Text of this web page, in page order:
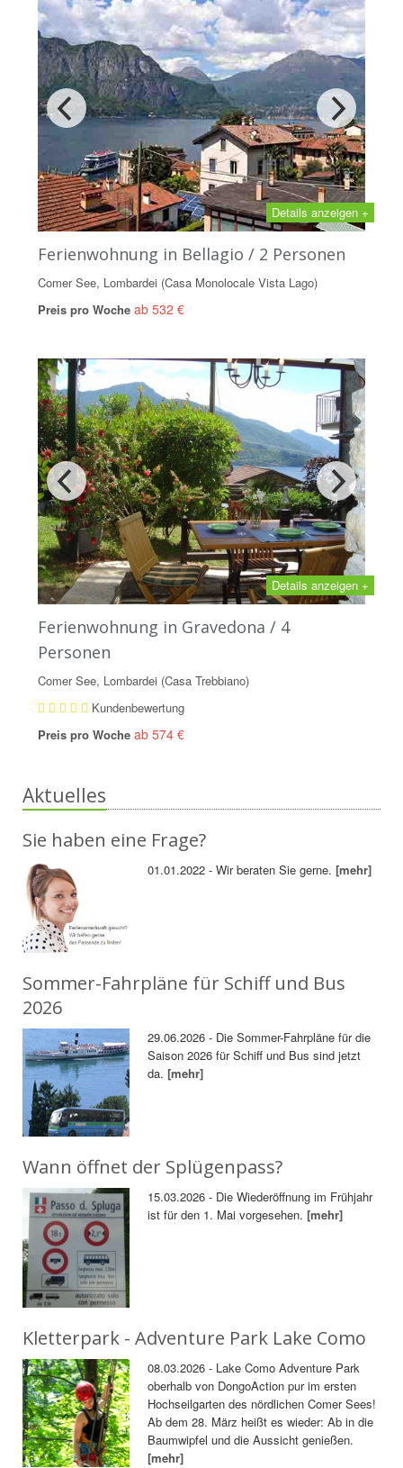
Details anzeigen +
Ferienwohnung in Bellagio / 2 Personen
Comer See, Lombardei (Casa Monolocale Vista Lago)
Preis pro Woche ab 532 €
Details anzeigen +
Ferienwohnung in Gravedona / 4
Personen
Comer See, Lombardei (Casa Trebbiano)
Kundenbewertung
Preis pro Woche ab 574 €
Aktuelles
Sie haben eine Frage?
01.01.2022 - Wir beraten Sie gerne.[mehr]
Sommer-Fahrpläne für Schiff und Bus
2026
29.06.2026 - Die Sommer-Fahrpläne für die
Saison 2026 für Schiff und Bus sind jetzt
da.[mehr]
Wann öffnet der Splügenpass?
15.03.2026 - Die Wiederöffnung im Frühjahr
ist für den 1. Mai vorgesehen.[mehr]
Kletterpark - Adventure Park Lake Como
08.03.2026 - Lake Como Adventure Park
oberhalb von DongoAction pur im ersten
Hochseilgarten des nördlichen Comer Sees!
Ab dem 28. März heißt es wieder: Ab in die
Baumwipfel und die Aussicht genießen.
[mehr]